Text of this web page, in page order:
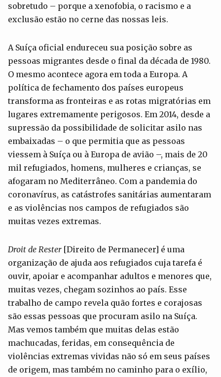
sobretudo – porque a xenofobia, o racismo e a
exclusão estão no cerne das nossas leis.
A Suíça oficial endureceu sua posição sobre as
pessoas migrantes desde o final da década de 1980.
O mesmo acontece agora em toda a Europa. A
política de fechamento dos países europeus
transforma as fronteiras e as rotas migratórias em
lugares extremamente perigosos. Em 2014, desde a
supressão da possibilidade de solicitar asilo nas
embaixadas – o que permitia que as pessoas
viessem à Suíça ou à Europa de avião –, mais de 20
mil refugiados, homens, mulheres e crianças, se
afogaram no Mediterrâneo. Com a pandemia do
coronavírus, as catástrofes sanitárias aumentaram
e as violências nos campos de refugiados são
muitas vezes extremas.
Droit de Rester[Direito de Permanecer] é uma
organização de ajuda aos refugiados cuja tarefa é
ouvir, apoiar e acompanhar adultos e menores que,
muitas vezes, chegam sozinhos ao país. Esse
trabalho de campo revela quão fortes e corajosas
são essas pessoas que procuram asilo na Suíça.
Mas vemos também que muitas delas estão
machucadas, feridas, em consequência de
violências extremas vividas não só em seus países
de origem, mas também no caminho para o exílio,